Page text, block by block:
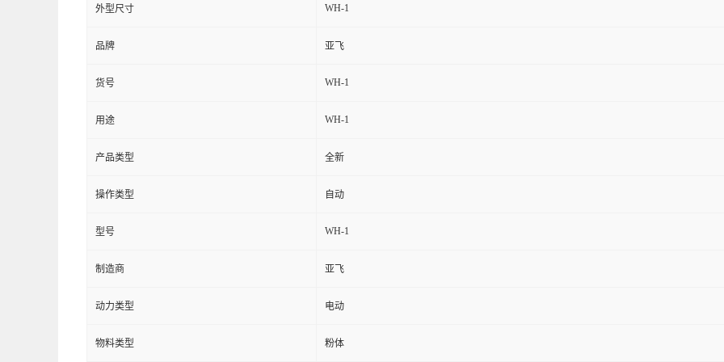
外型尺寸 WH-1
品牌 亚飞
货号 WH-1
用途 WH-1
产品类型 全新
操作类型 自动
型号 WH-1
制造商 亚飞
动力类型 电动
物料类型 粉体